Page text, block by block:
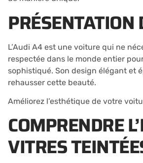
PRÉSENTATION
L’Audi A4 est une voiture qui ne
respectée dans le monde entier
sophistiqué. Son design élégant et
rehausser cette beauté.
Améliorez l’esthétique de votre
COMPRENDRE
VITRES